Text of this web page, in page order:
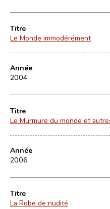
Titre
Le Monde immodérément
Année
2004
Titre
Le Murmure du monde et
Année
2006
Titre
La Robe de nudité